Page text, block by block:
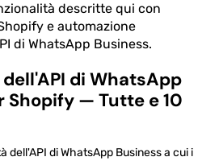
descritte qui con
e automazione
di WhatsApp Business.
di WhatsApp
Shopify — Tutte e 10
dell'API di WhatsApp Business a cui i